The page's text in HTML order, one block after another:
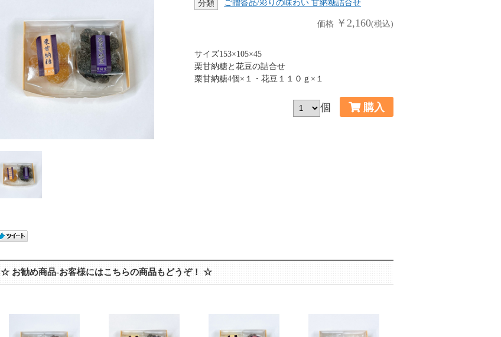
分類
ご贈答品/彩りの味わい 甘納糖詰合せ
価格 ￥2,160(税込)
サイズ153×105×45
栗甘納糖と花豆の詰合せ
栗甘納糖4個×１・花豆１１０ｇ×１
個
☆ お勧め商品-お客様にはこちらの商品もどうぞ！ ☆